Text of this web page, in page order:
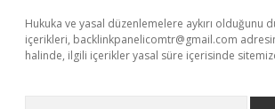
Hukuka ve yasal düzenlemelere aykırı olduğunu
içerikleri, backlinkpanelicomtr@gmail.com
halinde, ilgili içerikler yasal süre içerisinde